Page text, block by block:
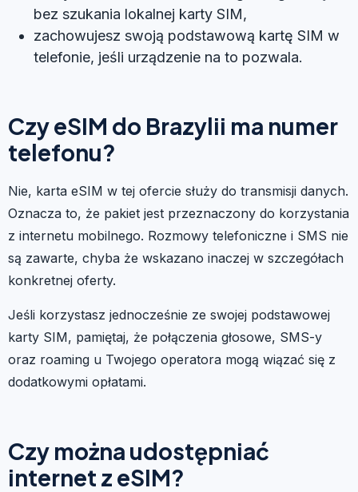
bez szukania lokalnej karty SIM,
zachowujesz swoją podstawową kartę SIM w
telefonie, jeśli urządzenie na to pozwala.
Czy eSIM do Brazylii ma numer
telefonu?
Nie, karta eSIM w tej ofercie służy do transmisji danych.
Oznacza to, że pakiet jest przeznaczony do korzystania
z internetu mobilnego. Rozmowy telefoniczne i SMS nie
są zawarte, chyba że wskazano inaczej w szczegółach
konkretnej oferty.
Jeśli korzystasz jednocześnie ze swojej podstawowej
karty SIM, pamiętaj, że połączenia głosowe, SMS-y
oraz roaming u Twojego operatora mogą wiązać się z
dodatkowymi opłatami.
Czy można udostępniać
internet z eSIM?